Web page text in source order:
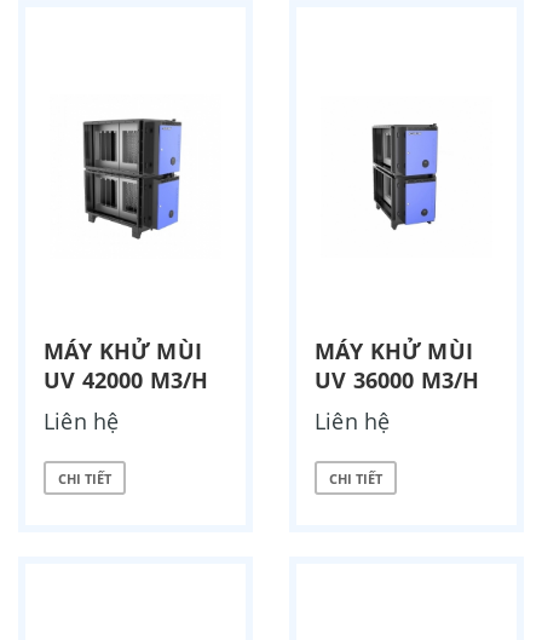
MÁY KHỬ MÙI
UV 42000 M3/H
Liên hệ
CHI TIẾT
MÁY KHỬ MÙI
UV 36000 M3/H
Liên hệ
CHI TIẾT